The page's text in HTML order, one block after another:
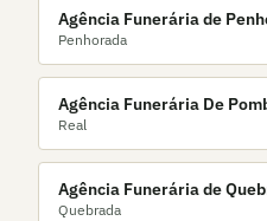
Agência Funerária de
Penhorada
Agência Funerária De
Real
Agência Funerária de
Quebrada